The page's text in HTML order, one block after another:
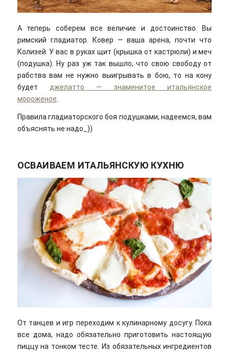
А теперь соберем все величие и достоинство. Вы
римский гладиатор. Ковер — ваша арена, почти что
Колизей. У вас в руках щит (крышка от кастрюли) и меч
(подушка). Ну раз уж так вышло, что свою свободу от
рабства вам не нужно выигрывать в бою, то на кону
будет джелатто — знаменитое итальянское
мороженое
Правила гладиаторского боя подушками, надеемся, вам
объяснять не надо_))
ОСВАИВАЕМ ИТАЛЬЯНСКУЮ КУХНЮ
От танцев и игр переходим к кулинарному досугу. Пока
все дома, надо обязательно приготовить настоящую
пиццу на тонком тесте. Из обязательных ингредиентов